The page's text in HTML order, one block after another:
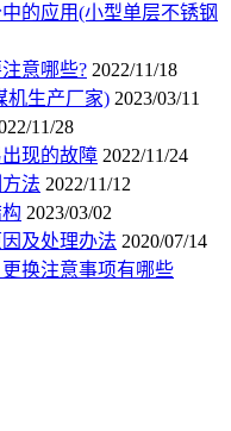
的应用(小型单层不锈钢
意哪些? 2022/11/18
机生产厂家) 2023/03/11
11/28
现的故障 2022/11/24
法 2022/11/12
2023/03/02
及处理办法 2020/07/14
换注意事项有哪些